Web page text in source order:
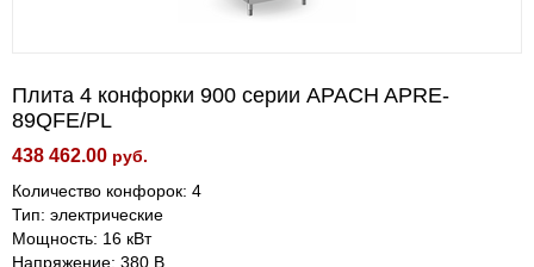
Плита 4 конфорки 900 серии APACH APRE-
89QFE/PL
438 462.00 руб.
Количество конфорок: 4
Тип: электрические
Мощность: 16 кВт
Напряжение: 380 В